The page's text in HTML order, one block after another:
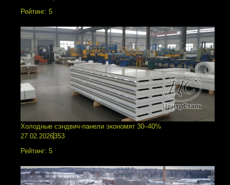
Рейтинг: 5
Холодные сэндвич-панели экономят 30–40%
27.02.2026353
Рейтинг: 5